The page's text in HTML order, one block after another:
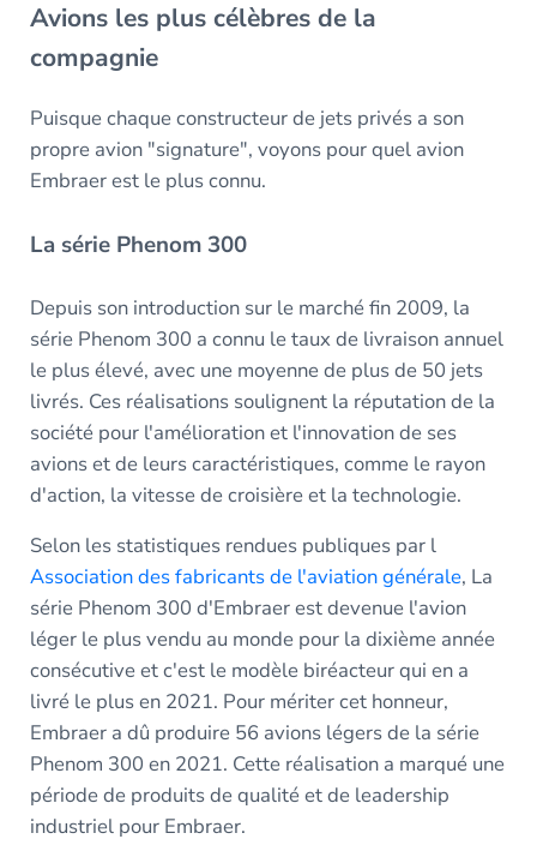
Avions les plus célèbres de la
compagnie
Puisque chaque constructeur de jets privés a son
propre avion "signature", voyons pour quel avion
Embraer est le plus connu.
La série Phenom 300
Depuis son introduction sur le marché fin 2009, la
série Phenom 300 a connu le taux de livraison annuel
le plus élevé, avec une moyenne de plus de 50 jets
livrés. Ces réalisations soulignent la réputation de la
société pour l'amélioration et l'innovation de ses
avions et de leurs caractéristiques, comme le rayon
d'action, la vitesse de croisière et la technologie.
Selon les statistiques rendues publiques par l
Association des fabricants de l'aviation générale, La
série Phenom 300 d'Embraer est devenue l'avion
léger le plus vendu au monde pour la dixième année
consécutive et c'est le modèle biréacteur qui en a
livré le plus en 2021. Pour mériter cet honneur,
Embraer a dû produire 56 avions légers de la série
Phenom 300 en 2021. Cette réalisation a marqué une
période de produits de qualité et de leadership
industriel pour Embraer.